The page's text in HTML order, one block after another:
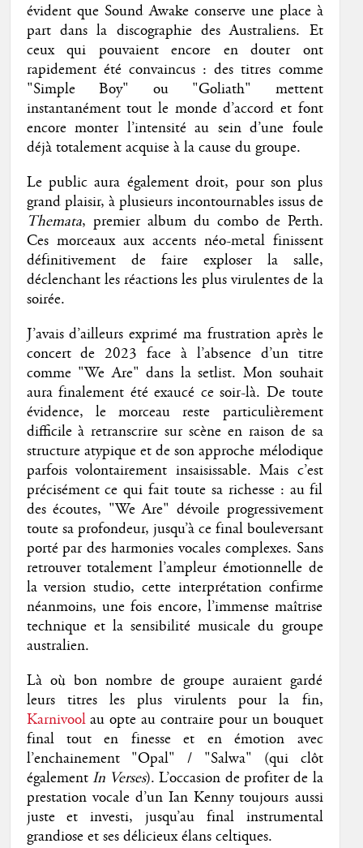
évident que Sound Awake conserve une place à
part dans la discographie des Australiens. Et
ceux qui pouvaient encore en douter ont
rapidement été convaincus : des titres comme
"Simple Boy" ou "Goliath" mettent
instantanément tout le monde d’accord et font
encore monter l’intensité au sein d’une foule
déjà totalement acquise à la cause du groupe.
Le public aura également droit, pour son plus
grand plaisir, à plusieurs incontournables issus de
Themata, premier album du combo de Perth.
Ces morceaux aux accents néo-metal finissent
définitivement de faire exploser la salle,
déclenchant les réactions les plus virulentes de la
soirée.
J’avais d’ailleurs exprimé ma frustration après le
concert de 2023 face à l’absence d’un titre
comme "We Are" dans la setlist. Mon souhait
aura finalement été exaucé ce soir-là. De toute
évidence, le morceau reste particulièrement
difficile à retranscrire sur scène en raison de sa
structure atypique et de son approche mélodique
parfois volontairement insaisissable. Mais c’est
précisément ce qui fait toute sa richesse : au fil
des écoutes, "We Are" dévoile progressivement
toute sa profondeur, jusqu’à ce final bouleversant
porté par des harmonies vocales complexes. Sans
retrouver totalement l’ampleur émotionnelle de
la version studio, cette interprétation confirme
néanmoins, une fois encore, l’immense maîtrise
technique et la sensibilité musicale du groupe
australien.
Là où bon nombre de groupe auraient gardé
leurs titres les plus virulents pour la fin,
Karnivoolau opte au contraire pour un bouquet
final tout en finesse et en émotion avec
l’enchainement "Opal" / "Salwa" (qui clôt
également In Verses). L’occasion de profiter de la
prestation vocale d’un Ian Kenny toujours aussi
juste et investi, jusqu’au final instrumental
grandiose et ses délicieux élans celtiques.